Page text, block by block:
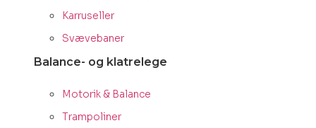
Karruseller
Svævebaner
Balance- og klatrelege
Motorik & Balance
Trampoliner